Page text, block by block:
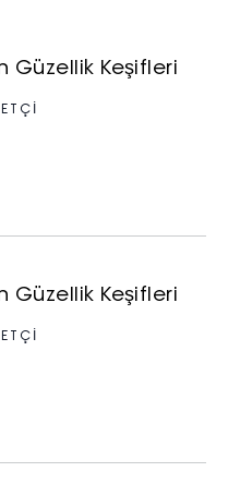
Güzellik Keşifleri
Güzellik Keşifleri